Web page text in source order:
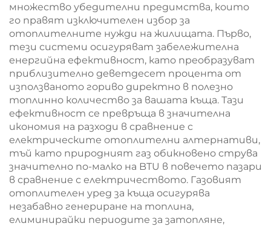
множество убедителни предимства, които
го правят изключителен избор за
отоплителните нужди на жилищата. Първо,
тези системи осигуряват забележителна
енергийна ефективност, като преобразуват
приблизително деветдесет процента от
използваното гориво директно в полезно
топлинно количество за вашата къща. Тази
ефективност се превръща в значителна
икономия на разходи в сравнение с
електрическите отоплителни алтернативи,
тъй като природният газ обикновено струва
значително по-малко на BTU в повечето пазари
в сравнение с електричеството. Газовият
отоплителен уред за къща осигурява
незабавно генериране на топлина,
елиминирайки периодите за затопляне,